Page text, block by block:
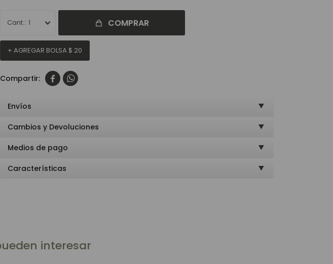
1 COMPRAR
+ AGREGAR BOLSA $ 20
 
Envíos
Cambios y Devoluciones
Medios de pago
Características
interesar